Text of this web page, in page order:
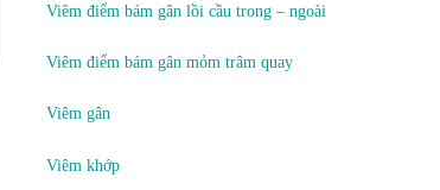
Viêm điểm bám gân lồi cầu trong – ngoài
Viêm điểm bám gân mỏm trâm quay
Viêm gân
Viêm khớp